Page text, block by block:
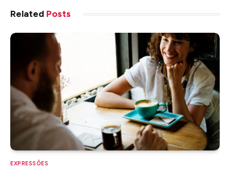
Related Posts
EXPRESSÕES